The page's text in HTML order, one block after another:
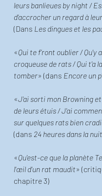
leurs banlieues by night /
d'accrocher un regard à
(Dans Les dingues et les
«Qui te f’ront oublier / Qu'y
croqueuse de rats / Qui t'a
tomber» (dans Encore un
«J'ai sorti mon Browning
de leurs étuis / J'ai
sur quelques rats bien
(dans 24 heures dans la
«Qu'est-ce que la planète
l'œil d'un rat maudit»
chapitre 3)